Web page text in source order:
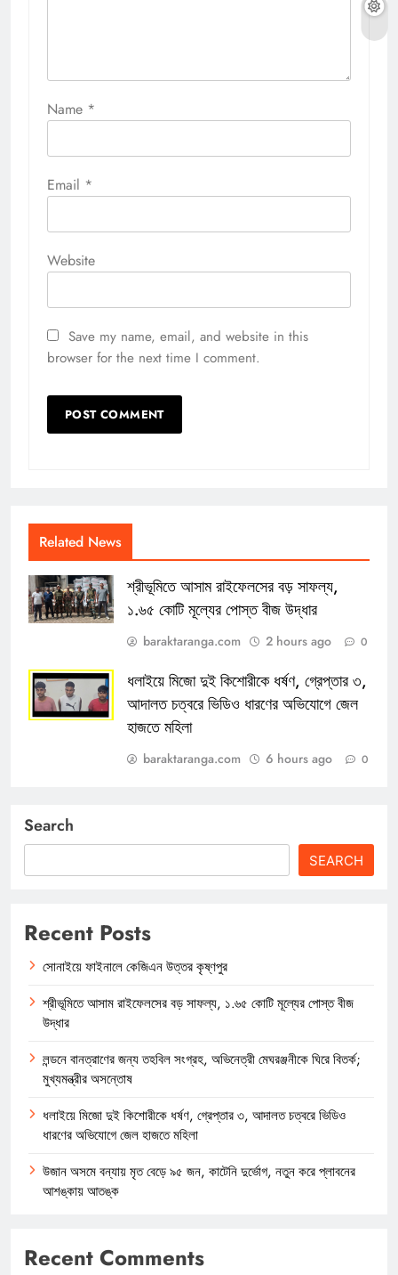
Name *
Email *
Website
Save my name, email, and website in this
browser for the next time I comment.
Related News
শ্রীভূমিতে আসাম রাইফেলসের বড় সাফল্য,
১.৬৫ কোটি মূল্যের পোস্ত বীজ উদ্ধার
baraktaranga.com 2 hours ago 0
ধলাইয়ে মিজো দুই কিশোরীকে ধর্ষণ, গ্রেপ্তার ৩,
আদালত চত্বরে ভিডিও ধারণের অভিযোগে জেল
হাজতে মহিলা
baraktaranga.com 6 hours ago 0
Search
SEARCH
Recent Posts
সোনাইয়ে ফাইনালে কেজিএন উত্তর কৃষ্ণপুর
শ্রীভূমিতে আসাম রাইফেলসের বড় সাফল্য, ১.৬৫ কোটি মূল্যের পোস্ত বীজ
উদ্ধার
লন্ডনে বানত্রাণের জন্য তহবিল সংগ্রহ, অভিনেত্রী মেঘরঞ্জনীকে ঘিরে বিতর্ক;
মুখ্যমন্ত্রীর অসন্তোষ
ধলাইয়ে মিজো দুই কিশোরীকে ধর্ষণ, গ্রেপ্তার ৩, আদালত চত্বরে ভিডিও
ধারণের অভিযোগে জেল হাজতে মহিলা
উজান অসমে বন্যায় মৃত বেড়ে ৯৫ জন, কাটেনি দুর্ভোগ, নতুন করে প্লাবনের
আশঙ্কায় আতঙ্ক
Recent Comments